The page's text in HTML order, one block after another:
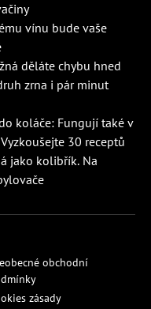
vínu bude vaše
děláte chybu hned
zrna i pár minut
koláče: Fungují také v
30 receptů
jako kolibřík. Na
obchodní
zásady